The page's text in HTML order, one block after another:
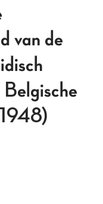
van de